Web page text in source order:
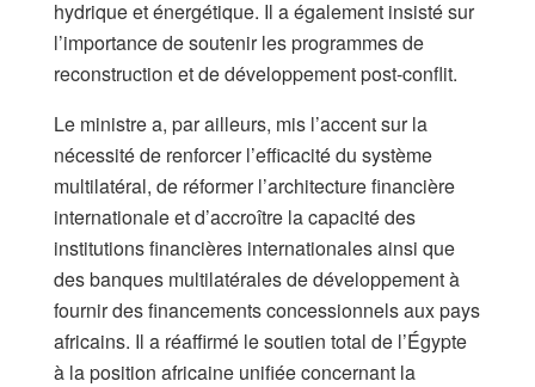
hydrique et énergétique. Il a également insisté sur
l’importance de soutenir les programmes de
reconstruction et de développement post-conflit.
Le ministre a, par ailleurs, mis l’accent sur la
nécessité de renforcer l’efficacité du système
multilatéral, de réformer l’architecture financière
internationale et d’accroître la capacité des
institutions financières internationales ainsi que
des banques multilatérales de développement à
fournir des financements concessionnels aux pays
africains. Il a réaffirmé le soutien total de l’Égypte
à la position africaine unifiée concernant la